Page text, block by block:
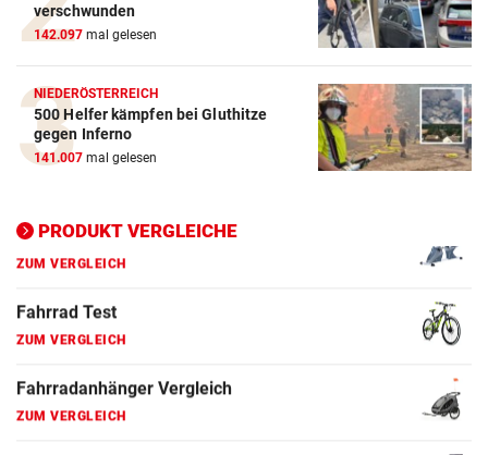
verschwunden
142.097 mal gelesen
NIEDERÖSTERREICH
500 Helfer kämpfen bei Gluthitze
gegen Inferno
141.007 mal gelesen
PRODUKT VERGLEICHE
E-Bike Vergleich
ZUM VERGLEICH
Elektro-Scooter Vergleich
ZUM VERGLEICH
ZUM VERGLEICH
Fahrrad Test
Fahrradanhänger Vergleich
Faszienrolle Vergleich